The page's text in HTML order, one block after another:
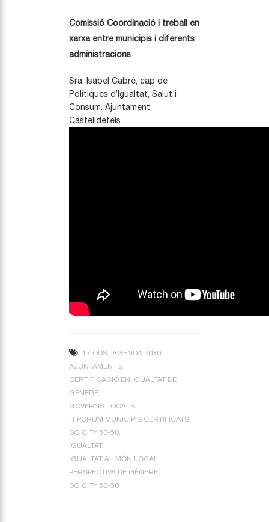
Comissió Coordinació i treball en
xarxa entre municipis i diferents
administracions
Sra. Isabel Cabré, cap de
Polítiques d’Igualtat, Salut i
Consum. Ajuntament
Castelldefels
17 ODS AGENDA 2030
AJUNTAMENTS
CERTIFICACIÓ EN IGUALTAT DE
GÈNERE
GOVERNS LOCALS
I FPORUM MUNICIPIS CERTIFICATS
SG CITY 50-50
IGUALTAT
IGUALTAT AL MÓN LOCAL
PERSPECTIVA DE GÈNERE
SG CITY 50-50